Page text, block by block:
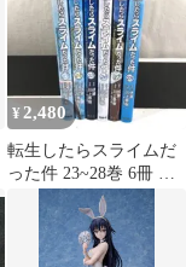
¥ 2,480
転生したらスライムだ
った件 23~28巻 6冊 レ